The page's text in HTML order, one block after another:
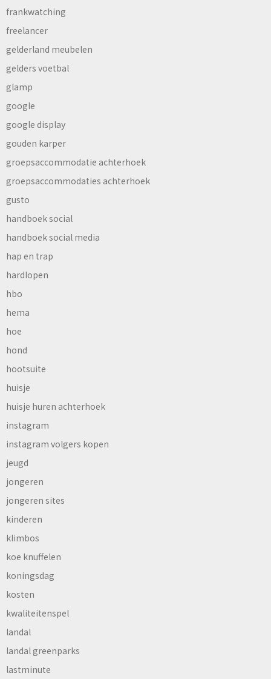
frankwatching
freelancer
gelderland meubelen
gelders voetbal
glamp
google
google display
gouden karper
groepsaccommodatie achterhoek
groepsaccommodaties achterhoek
gusto
handboek social
handboek social media
hap en trap
hardlopen
hbo
hema
hoe
hond
hootsuite
huisje
huisje huren achterhoek
instagram
instagram volgers kopen
jeugd
jongeren
jongeren sites
kinderen
klimbos
koe knuffelen
koningsdag
kosten
kwaliteitenspel
landal
landal greenparks
lastminute